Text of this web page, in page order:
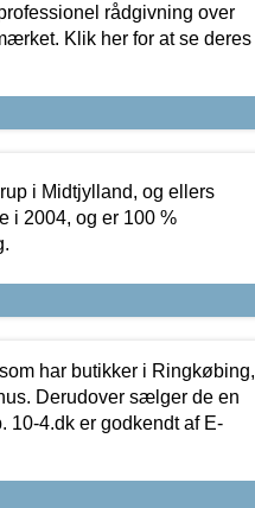
rådgivning over
Klik her for at se deres
i Midtjylland, og ellers
i 2004, og er 100 %
har butikker i Ringkøbing,
Derudover sælger de en
10-4.dk er godkendt af E-